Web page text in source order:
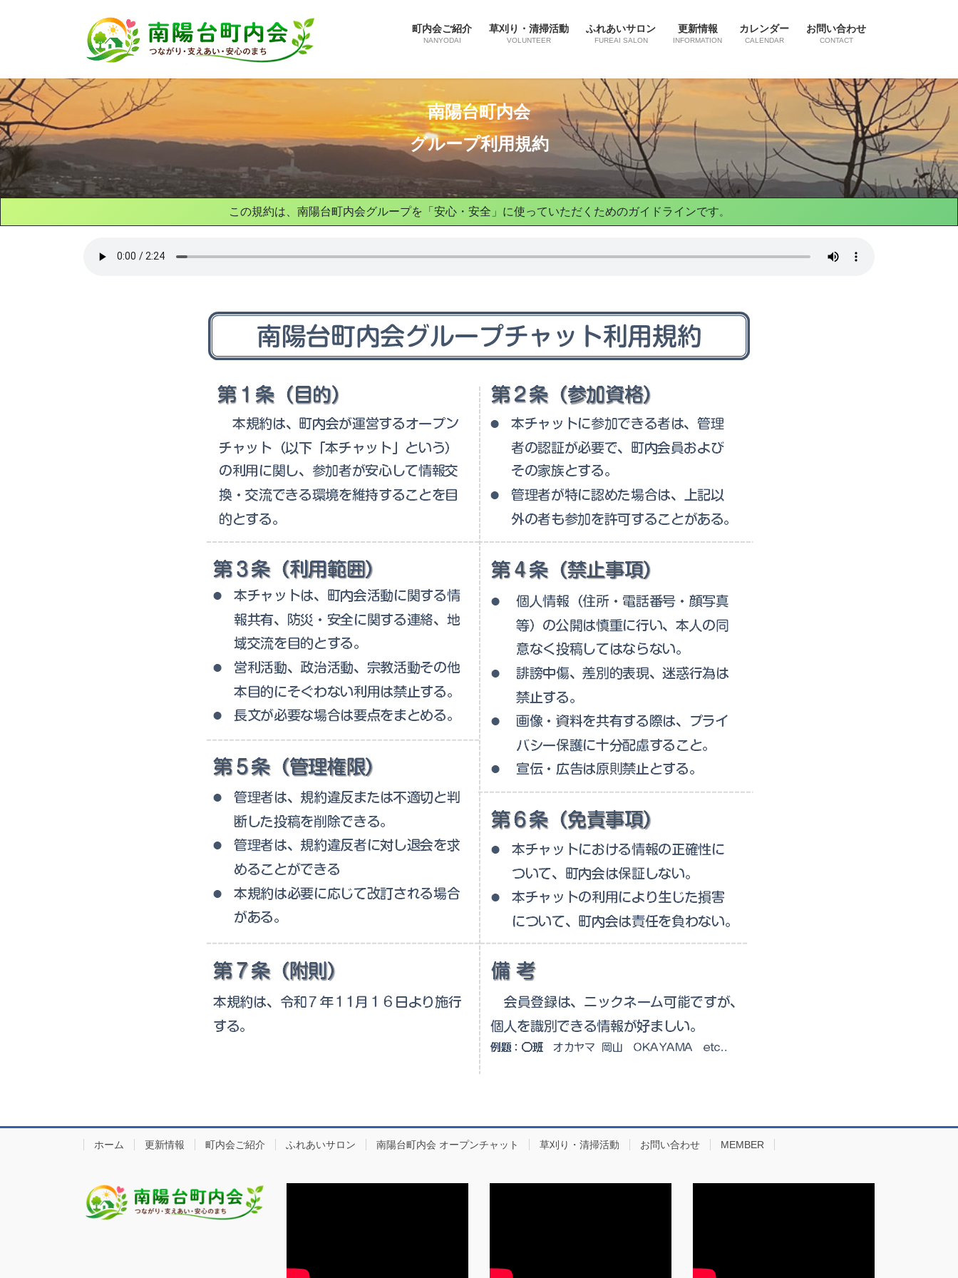
ツ
へ
ス
キ
ッ
プ
シ
ョ
ン
に
移
動
町内会ご紹介
NANYODAI
草刈り・清掃活動
VOLUNTEER
ふれあいサロン
FUREAI SALON
更新情報
INFORMATION
カレンダー
CALENDAR
お問い合わせ
CONTACT
南陽台町内会
グループ利用規約
この規約は、南陽台町内会グループを 「安心・安全」に使っていただくためのガイドラインです。
ホーム 更新情報 町内会ご紹介 ふれあいサロン 南陽台町内会 オープンチャット 草刈り・清掃活動 お問い合わせ MEMBER